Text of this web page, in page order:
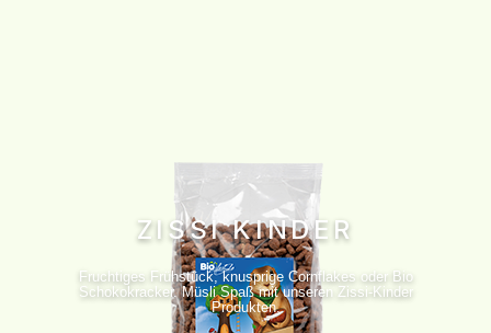
ZISSI KINDER
Fruchtiges Frühstück, knusprige Cornflakes oder Bio
Schokokracker. Müsli Spaß mit unseren Zissi-Kinder
Produkten.